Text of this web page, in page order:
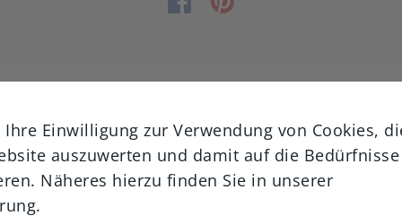
Einwilligung zur Verwendung von Cookies,
auszuwerten und damit auf die
Näheres hierzu finden Sie in unserer
.